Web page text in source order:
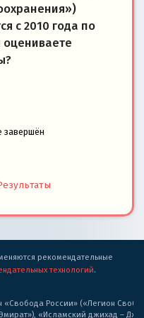
с 2010 года по
завершён
рекомендательные
технологий.
России» («Легион
«Исламский джихад –